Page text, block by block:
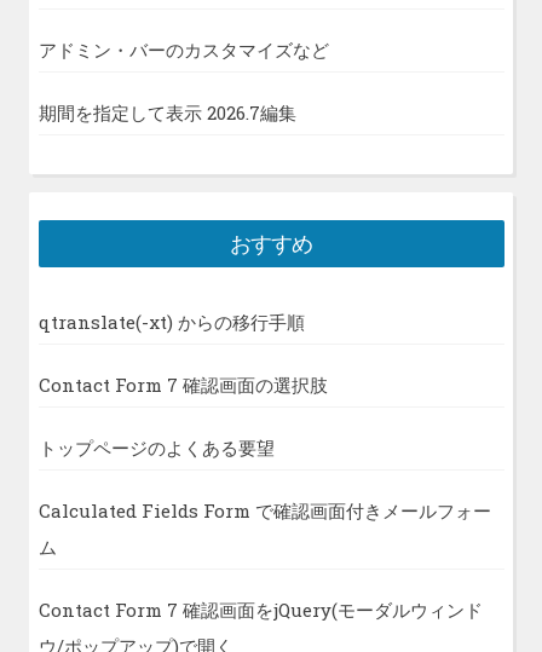
アドミン・バーのカスタマイズなど
期間を指定して表示 2026.7編集
おすすめ
qtranslate(-xt) からの移行手順
Contact Form 7 確認画面の選択肢
トップページのよくある要望
Calculated Fields Form で確認画面付きメールフォー
ム
Contact Form 7 確認画面をjQuery(モーダルウィンド
ウ/ポップアップ)で開く